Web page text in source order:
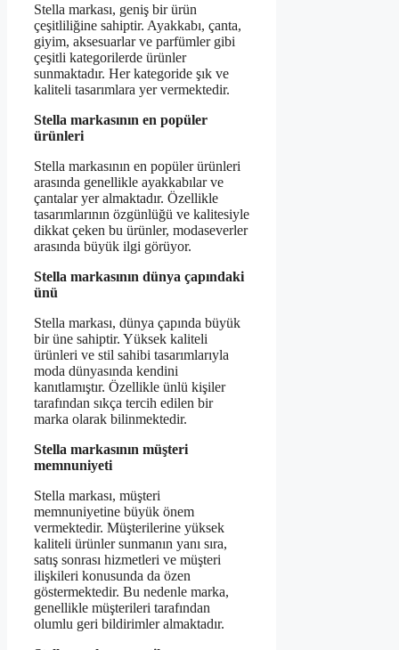
Stella markası, geniş bir ürün
çeşitliliğine sahiptir. Ayakkabı, çanta,
giyim, aksesuarlar ve parfümler gibi
çeşitli kategorilerde ürünler
sunmaktadır. Her kategoride şık ve
kaliteli tasarımlara yer vermektedir.
Stella markasının en popüler
ürünleri
Stella markasının en popüler ürünleri
arasında genellikle ayakkabılar ve
çantalar yer almaktadır. Özellikle
tasarımlarının özgünlüğü ve kalitesiyle
dikkat çeken bu ürünler, modaseverler
arasında büyük ilgi görüyor.
Stella markasının dünya çapındaki
ünü
Stella markası, dünya çapında büyük
bir üne sahiptir. Yüksek kaliteli
ürünleri ve stil sahibi tasarımlarıyla
moda dünyasında kendini
kanıtlamıştır. Özellikle ünlü kişiler
tarafından sıkça tercih edilen bir
marka olarak bilinmektedir.
Stella markasının müşteri
memnuniyeti
Stella markası, müşteri
memnuniyetine büyük önem
vermektedir. Müşterilerine yüksek
kaliteli ürünler sunmanın yanı sıra,
satış sonrası hizmetleri ve müşteri
ilişkileri konusunda da özen
göstermektedir. Bu nedenle marka,
genellikle müşterileri tarafından
olumlu geri bildirimler almaktadır.